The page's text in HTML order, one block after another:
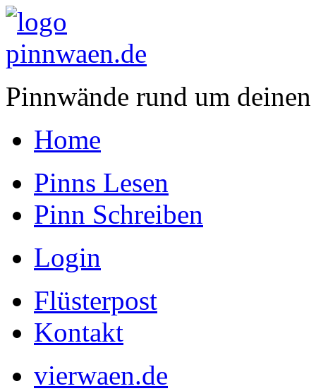
Pinnwände rund um
Home
Pinns Lesen
Pinn Schreiben
Login
Flüsterpost
Kontakt
vierwaen.de